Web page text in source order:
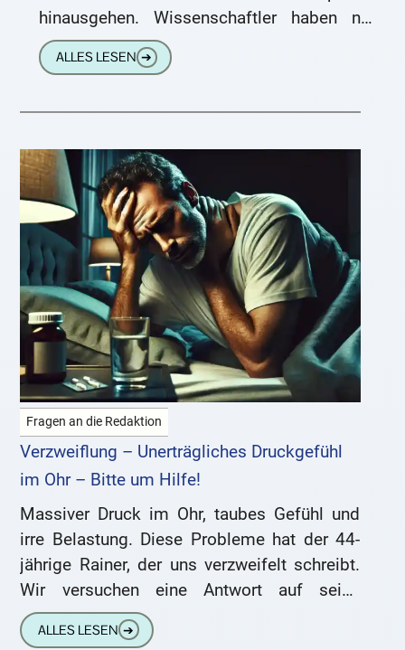
hinausgehen. Wissenschaftler haben nun
eine innovative Methode vorgestellt, die die
Zufriedenheit mit Hörgeräten
ALLES LESEN ➔
Fragen an die Redaktion
Verzweiflung – Unerträgliches Druckgefühl
im Ohr – Bitte um Hilfe!
Massiver Druck im Ohr, taubes Gefühl und
irre Belastung. Diese Probleme hat der 44-
jährige Rainer, der uns verzweifelt schreibt.
Wir versuchen eine Antwort auf seine
drängenden Fragen: Hallo, ich weiß
ALLES LESEN ➔